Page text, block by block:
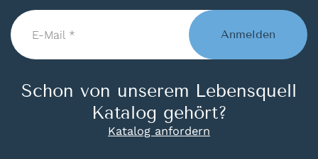
E-
Mail
*
Anmelden
Schon von unserem Lebensquell
Katalog gehört?
Katalog anfordern